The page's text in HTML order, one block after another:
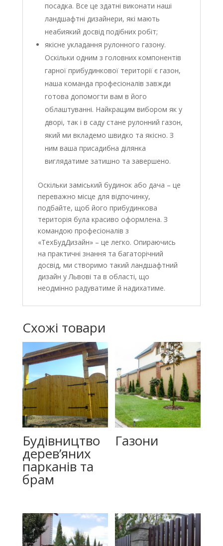
посадка. Все це здатні виконати наші
ландшафтні дизайнери, які мають
неабиякий досвід подібних робіт;
якісне укладання рулонного газону.
Оскільки одним з головних компонентів
гарної прибудинкової території є газон,
наша команда професіоналів завжди
готова допомогти вам в його
облаштуванні. Найкращим вибором як у
дворі, так і в саду стане рулонний газон,
який ми вкладемо швидко та якісно. З
ним ваша присадибна ділянка
виглядатиме затишно та завершено.
Оскільки заміський будинок або дача – це
переважно місце для відпочинку,
подбайте, щоб його прибудинкова
територія була красиво оформлена. З
командою професіоналів з
«ТехБудДизайн» – це легко. Опираючись
на практичні знання та багаторічний
досвід, ми створимо такий ландшафтний
дизайн у Львові та в області, що
неодмінно радуватиме й надихатиме.
Схожі товари
Будівництво
дерев’яних
парканів та
брам
Газони